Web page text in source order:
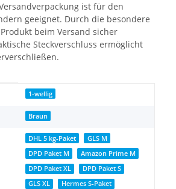
ist für den
geeignet. Durch die besondere
beim Versand sicher
Steckverschluss ermöglicht
1-wellig
Braun
DHL 5 kg-Paket
GLS M
DPD Paket M
Amazon Prime M
DPD Paket XL
DPD Paket S
GLS XL
Hermes S-Paket